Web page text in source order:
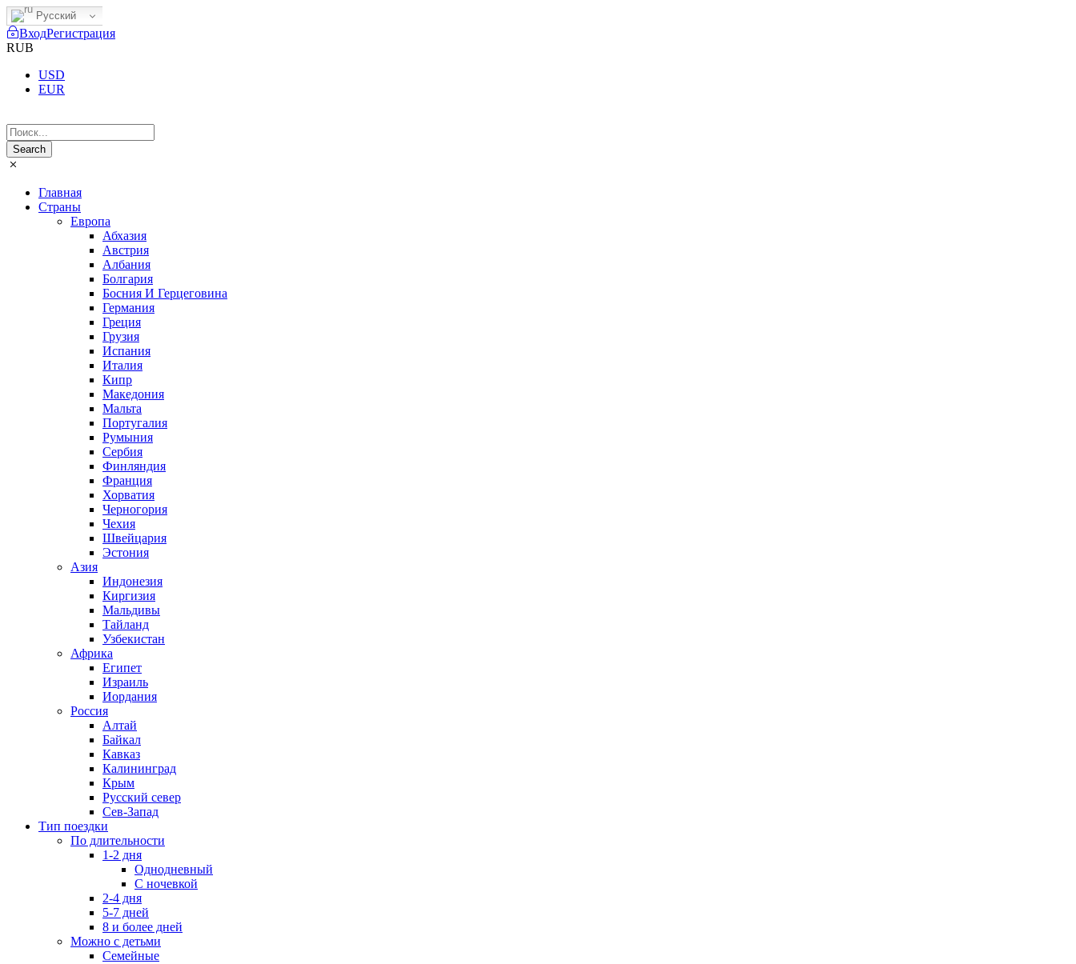
Русский
ВходРегистрация
RUB
USD
EUR
Главная
Страны
Европа
Абхазия
Австрия
Албания
Болгария
Босния И Герцеговина
Германия
Греция
Грузия
Испания
Италия
Кипр
Македония
Мальта
Португалия
Румыния
Сербия
Финляндия
Франция
Хорватия
Черногория
Чехия
Швейцария
Эстония
Азия
Индонезия
Киргизия
Мальдивы
Тайланд
Узбекистан
Африка
Египет
Израиль
Иордания
Россия
Алтай
Байкал
Кавказ
Калининград
Крым
Русский север
Сев-Запад
Тип поездки
По длительности
1-2 дня
Однодневный
С ночевкой
2-4 дня
5-7 дней
8 и более дней
Можно с детьми
Семейные